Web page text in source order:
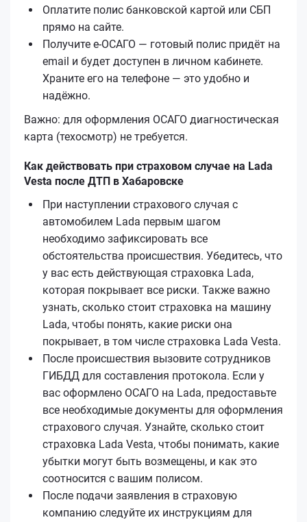
Оплатите полис банковской картой или СБП
прямо на сайте.
Получите е‑ОСАГО — готовый полис придёт на
email и будет доступен в личном кабинете.
Храните его на телефоне — это удобно и
надёжно.
Важно: для оформления ОСАГО диагностическая
карта (техосмотр) не требуется.
Как действовать при страховом случае на Lada
Vesta после ДТП в Хабаровске
При наступлении страхового случая с
автомобилем Lada первым шагом
необходимо зафиксировать все
обстоятельства происшествия. Убедитесь, что
у вас есть действующая страховка Lada,
которая покрывает все риски. Также важно
узнать, сколько стоит страховка на машину
Lada, чтобы понять, какие риски она
покрывает, в том числе страховка Lada Vesta.
После происшествия вызовите сотрудников
ГИБДД для составления протокола. Если у
вас оформлено ОСАГО на Lada, предоставьте
все необходимые документы для оформления
страхового случая. Узнайте, сколько стоит
страховка Lada Vesta, чтобы понимать, какие
убытки могут быть возмещены, и как это
соотносится с вашим полисом.
После подачи заявления в страховую
компанию следуйте их инструкциям для